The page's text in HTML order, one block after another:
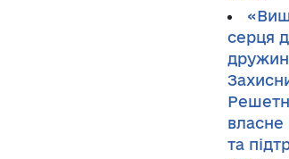
серця
власне
та